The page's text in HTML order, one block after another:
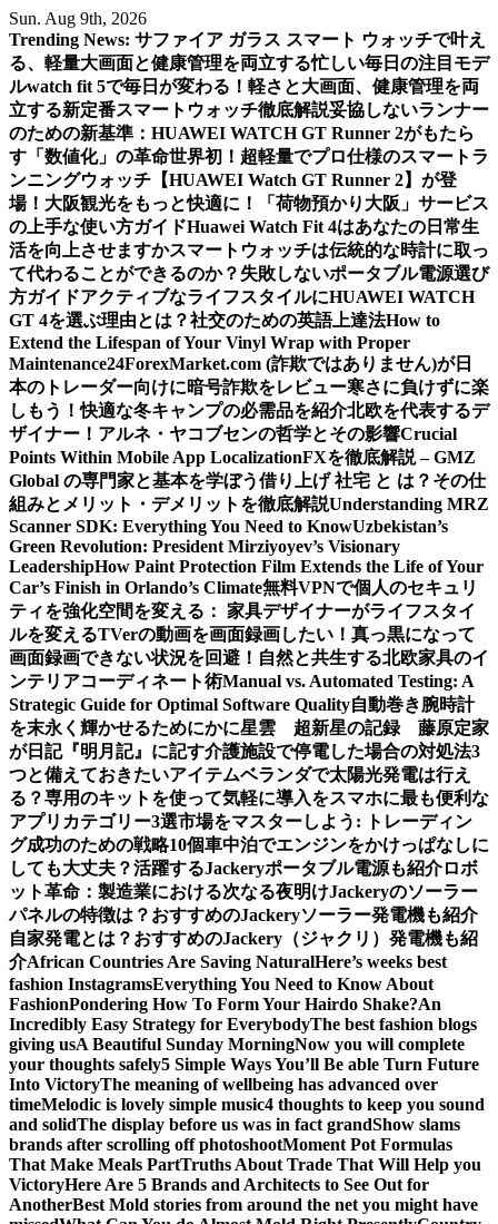
Skip
to
content
Sun. Aug 9th, 2026
Trending News: サファイア ガラス スマート ウォッチで叶え
る、軽量大画面と健康管理を両立する忙しい毎日の注目モデ
ルwatch fit 5で毎日が変わる！軽さと大画面、健康管理を両
立する新定番スマートウォッチ徹底解説妥協しないランナー
のための新基準：HUAWEI WATCH GT Runner 2がもたら
す「数値化」の革命世界初！超軽量でプロ仕様のスマートラ
ンニングウォッチ【HUAWEI Watch GT Runner 2】が登
場！ 大阪観光をもっと快適に！「荷物預かり大阪」サービス
の上手な使い方ガイドHuawei Watch Fit 4はあなたの日常生
活を向上させますかスマートウォッチは伝統的な時計に取っ
て代わることができるのか？ 失敗しないポータブル電源選び
方ガイドアクティブなライフスタイルにHUAWEI WATCH
GT 4を選ぶ理由とは？社交のための英語上達法How to
Extend the Lifespan of Your Vinyl Wrap with Proper
Maintenance24ForexMarket.com (詐欺ではありません)が日
本のトレーダー向けに暗号詐欺をレビュー寒さに負けずに楽
しもう！快適な冬キャンプの必需品を紹介北欧を代表するデ
ザイナー！アルネ・ヤコブセンの哲学とその影響Crucial
Points Within Mobile App LocalizationFXを徹底解説 – GMZ
Global の専門家と基本を学ぼう借り上げ 社宅 と は？その仕
組みとメリット・デメリットを徹底解説Understanding MRZ
Scanner SDK: Everything You Need to KnowUzbekistan’s
Green Revolution: President Mirziyoyev’s Visionary
LeadershipHow Paint Protection Film Extends the Life of Your
Car’s Finish in Orlando’s Climate無料VPNで個人のセキュリ
ティを強化空間を変える： 家具デザイナーがライフスタイ
ルを変えるTVerの動画を画面録画したい！真っ黒になって
画面録画できない状況を回避！ 自然と共生する北欧家具のイ
ンテリアコーディネート術Manual vs. Automated Testing: A
Strategic Guide for Optimal Software Quality自動巻き腕時計
を末永く輝かせるためにかに星雲 超新星の記録 藤原定家
が日記『明月記』に記す介護施設で停電した場合の対処法3
つと備えておきたいアイテムベランダで太陽光発電は行え
る？専用のキットを使って気軽に導入をスマホに最も便利な
アプリカテゴリー3選市場をマスターしよう: トレーディン
グ成功のための戦略10個車中泊でエンジンをかけっぱなしに
しても大丈夫？活躍するJackeryポータブル電源も紹介ロボ
ット革命：製造業における次なる夜明けJackeryのソーラー
パネルの特徴は？おすすめのJackeryソーラー発電機も紹介
自家発電とは？おすすめのJackery（ジャクリ）発電機も紹
介African Countries Are Saving NaturalHere’s weeks best
fashion InstagramsEverything You Need to Know About
FashionPondering How To Form Your Hairdo Shake?An
Incredibly Easy Strategy for EverybodyThe best fashion blogs
giving usA Beautiful Sunday MorningNow you will complete
your thoughts safely5 Simple Ways You’ll Be able Turn Future
Into VictoryThe meaning of wellbeing has advanced over
timeMelodic is lovely simple music4 thoughts to keep you sound
and solidThe display before us was in fact grandShow slams
brands after scrolling off photoshootMoment Pot Formulas
That Make Meals PartTruths About Trade That Will Help you
VictoryHere Are 5 Brands and Architects to See Out for
AnotherBest Mold stories from around the net you might have